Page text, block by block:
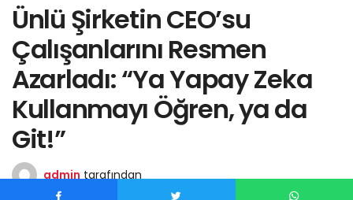
Ünlü Şirketin CEO’su
Çalışanlarını Resmen
Azarladı: “Ya Yapay Zeka
Kullanmayı Öğren, ya da
Git!”
admin tarafından